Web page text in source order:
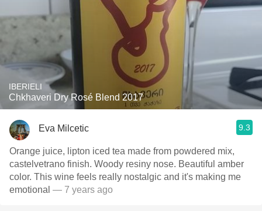
IBERIELI
Chkhaveri Dry Rosé Blend 2017
Eva Milcetic 9.3
Orange juice, lipton iced tea made from powdered mix,
castelvetrano finish. Woody resiny nose. Beautiful amber
color. This wine feels really nostalgic and it's making me
emotional — 7 years ago